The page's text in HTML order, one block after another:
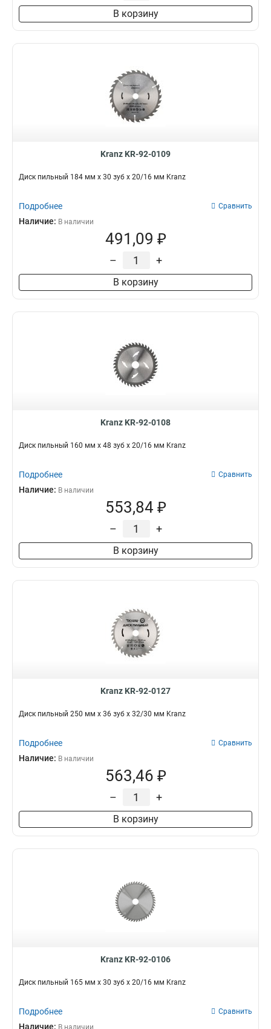
В корзину
Kranz KR-92-0109
Диск пильный 184 мм х 30 зуб х 20/16 мм Kranz
Подробнее Сравнить
Наличие: В наличии
491,09 ₽
– +
В корзину
Kranz KR-92-0108
Диск пильный 160 мм х 48 зуб х 20/16 мм Kranz
Подробнее Сравнить
Наличие: В наличии
553,84 ₽
– +
В корзину
Kranz KR-92-0127
Диск пильный 250 мм х 36 зуб х 32/30 мм Kranz
Подробнее Сравнить
Наличие: В наличии
563,46 ₽
– +
В корзину
Kranz KR-92-0106
Диск пильный 165 мм х 30 зуб х 20/16 мм Kranz
Подробнее Сравнить
Наличие: В наличии